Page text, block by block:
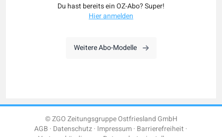
Du hast bereits ein OZ-Abo? Super!
Hier anmelden
Weitere Abo-Modelle
© ZGO Zeitungsgruppe Ostfriesland GmbH
AGB Datenschutz Impressum Barrierefreiheit